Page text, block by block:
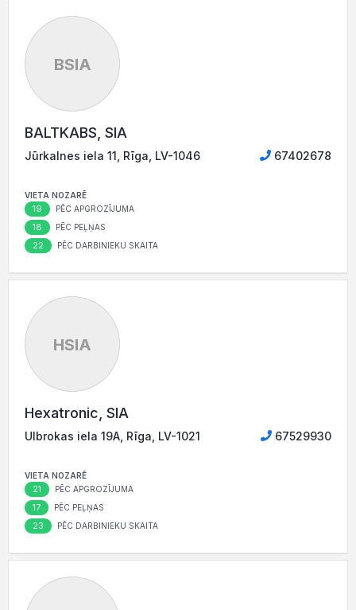
BSIA
BALTKABS, SIA
Jūrkalnes iela 11, Rīga, LV-1046 67402678
VIETA NOZARĒ
19 PĒC APGROZĪJUMA
18 PĒC PEĻŅAS
22 PĒC DARBINIEKU SKAITA
HSIA
Hexatronic, SIA
Ulbrokas iela 19A, Rīga, LV-1021 67529930
VIETA NOZARĒ
21 PĒC APGROZĪJUMA
17 PĒC PEĻŅAS
23 PĒC DARBINIEKU SKAITA